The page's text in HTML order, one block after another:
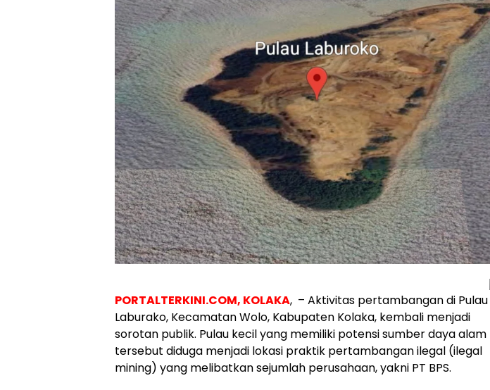
PORTALTERKINI.COM, KOLAKA, – Aktivitas pertambangan di Pulau
Laburako, Kecamatan Wolo, Kabupaten Kolaka, kembali menjadi
sorotan publik. Pulau kecil yang memiliki potensi sumber daya alam
tersebut diduga menjadi lokasi praktik pertambangan ilegal (ilegal
mining) yang melibatkan sejumlah perusahaan, yakni PT BPS.